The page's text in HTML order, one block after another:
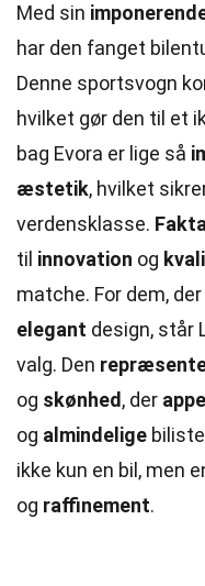
Med sin
har den fanget
Denne sportsvogn
hvilket gør den til et
bag Evora er lige så
æstetik, hvilket
verdensklasse. Fakta
til innovation og
matche. For dem,
elegant design, står
valg. Den
og skønhed , der
og almindelige
ikke kun en bil, men
og raffinement.